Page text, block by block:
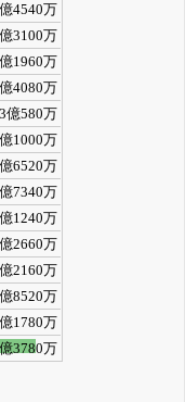
4540万
3100万
1960万
4080万
億580万
1000万
6520万
7340万
1240万
2660万
2160万
8520万
1780万
3780万